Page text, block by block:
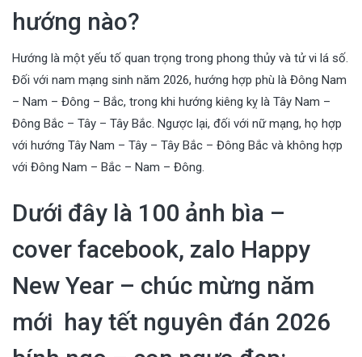
hướng nào?
Hướng là một yếu tố quan trọng trong phong thủy và tử vi lá số.
Đối với nam mạng sinh năm 2026, hướng hợp phù là Đông Nam
– Nam – Đông – Bắc, trong khi hướng kiêng kỵ là Tây Nam –
Đông Bắc – Tây – Tây Bắc. Ngược lại, đối với nữ mạng, họ hợp
với hướng Tây Nam – Tây – Tây Bắc – Đông Bắc và không hợp
với Đông Nam – Bắc – Nam – Đông.
Dưới đây là 100 ảnh bìa –
cover facebook, zalo Happy
New Year – chúc mừng năm
mới hay tết nguyên đán 2026